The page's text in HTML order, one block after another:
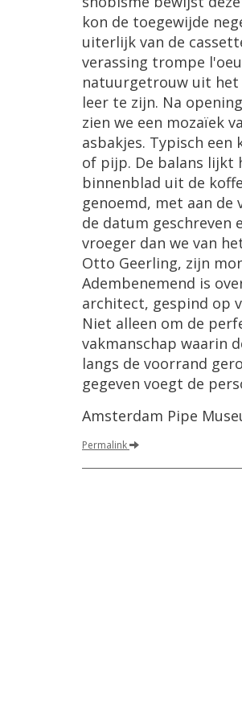
kon de toegewijde
uiterlijk van de
verassing trompe
natuurgetrouw uit het
leer te zijn. Na
zien we een mozaïek
asbakjes. Typisch
of pijp. De balans lijkt
binnenblad uit de
genoemd, met aan
de datum geschreven
vroeger dan we van
Otto Geerling, zijn
Adembenemend is
architect, gespind op
Niet alleen om de
vakmanschap waarin
langs de voorrand
gegeven voegt de
Amsterdam Pipe
Permalink